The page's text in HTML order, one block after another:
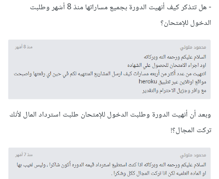
- هل تتذكر كيف أنهيت الدورة بجميع مساراتها منذ 8 أشهر وطلبت
الدخول للإمتحان؟
وبعد أن أنهيت الدورة وطلبت الدخول للإمتحان طلبت استرداد المال لأنك
تركت المجال؟!